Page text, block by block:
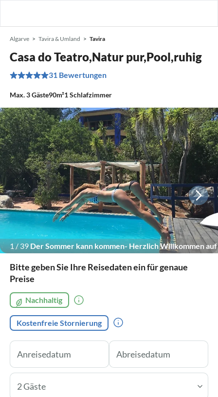
Algarve Tavira & Umland Tavira
Casa do Teatro,Natur pur,Pool,ruhig
31 Bewertungen
Max.3Gäste90m²1Schlafzimmer
1/ 39 Der Sommer kann kommen- Herzlich Willkommen auf
Bitte geben Sie Ihre Reisedaten ein für genaue
Preise
Nachhaltig
Kostenfreie Stornierung
2 Gäste